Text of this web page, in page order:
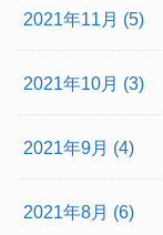
2021年11月 (5)
2021年10月 (3)
2021年9月 (4)
2021年8月 (6)